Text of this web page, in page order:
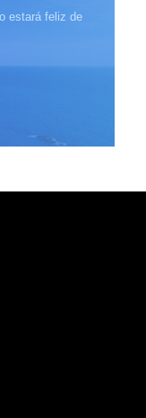
estará feliz de